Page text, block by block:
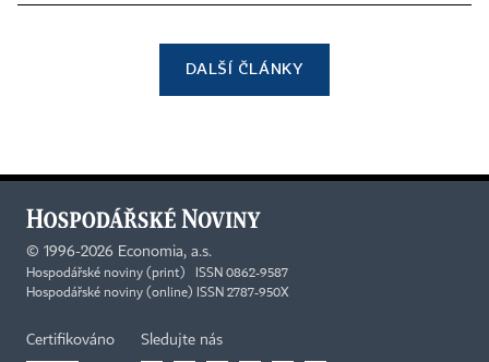
DALŠÍ ČLÁNKY
© 1996-2026 Economia, a.s.
Hospodářské noviny (print) ISSN 0862-9587
Hospodářské noviny (online) ISSN 2787-950X
Certifikováno Sledujte nás